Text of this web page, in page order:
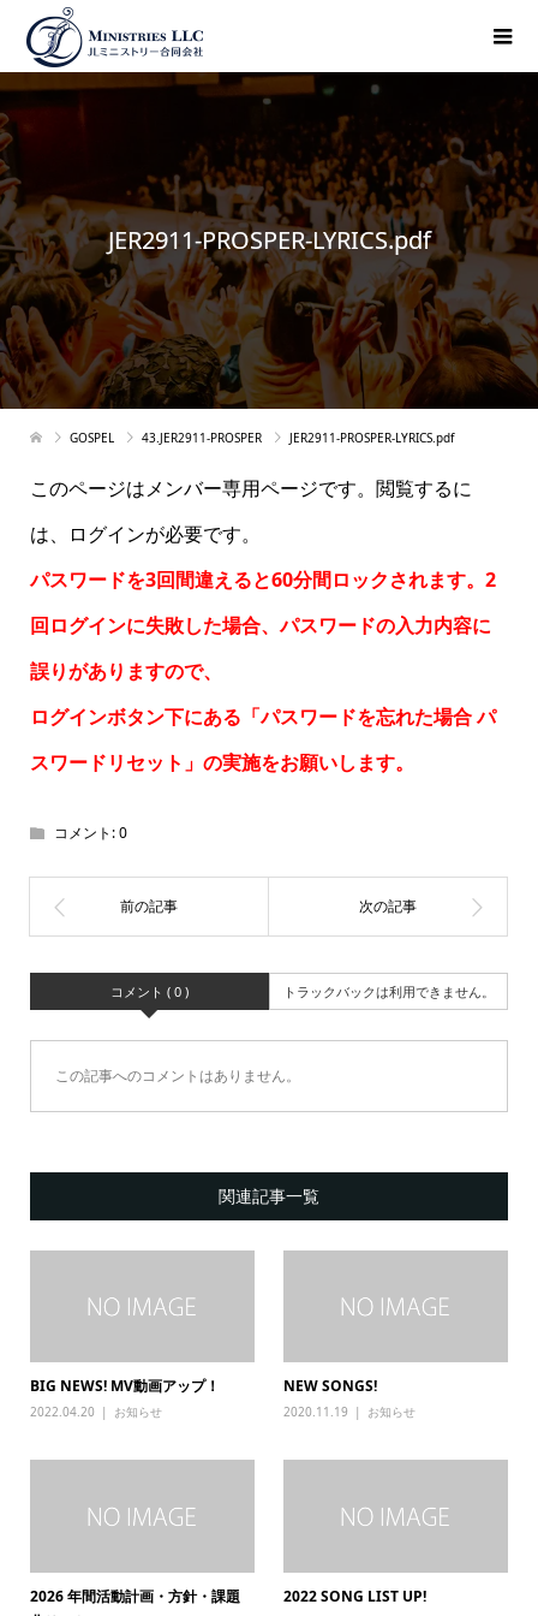
JER2911-PROSPER-LYRICS.pdf
GOSPEL 43.JER2911-PROSPER JER2911-PROSPER-LYRICS.pdf
このページはメンバー専用ページです。閲覧するに
は、ログインが必要です。
パスワードを3回間違えると60分間ロックされます。2
回ログインに失敗した場合、パスワードの入力内容に
誤りがありますので、
ログインボタン下にある「パスワードを忘れた場合パ
スワードリセット 」の実施をお願いします。
コメント:0
コメント ( 0 ) トラックバックは利用できません。
この記事へのコメントはありません。
関連記事一覧
BIG NEWS! MV動画アップ！
2022.04.20 お知らせ
NEW SONGS!
2020.11.19 お知らせ
2026 年間活動計画・方針・課題
2022 SONG LIST UP!